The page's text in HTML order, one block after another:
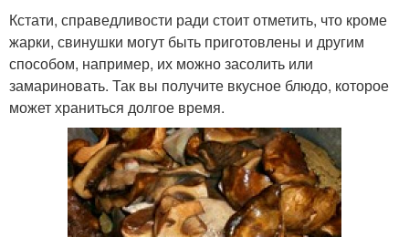
Кстати, справедливости ради стоит отметить, что кроме
жарки, свинушки могут быть приготовлены и другим
способом, например, их можно засолить или
замариновать. Так вы получите вкусное блюдо, которое
может храниться долгое время.